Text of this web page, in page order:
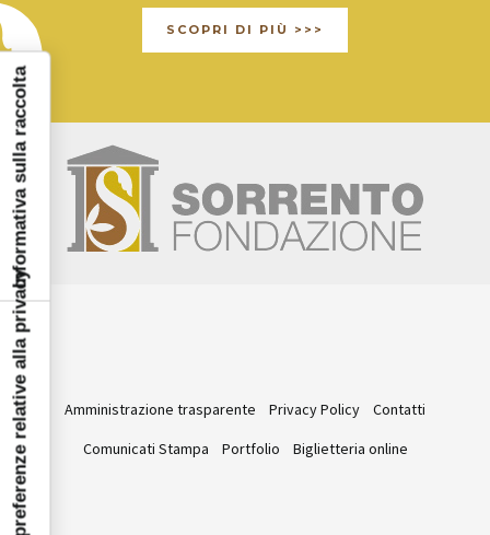
SCOPRI DI PIÙ >>>
Amministrazione trasparente Privacy Policy
Contatti
Comunicati Stampa
Portfolio Biglietteria online
Le tue preferenze relative alla privacy
Informativa sulla raccolta